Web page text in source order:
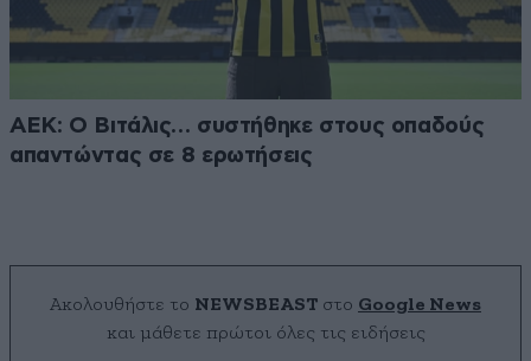
ΑΕΚ: Ο Βιτάλις… συστήθηκε στους οπαδούς
απαντώντας σε 8 ερωτήσεις
Ακολουθήστε το NEWSBEAST στο Google News
και μάθετε πρώτοι όλες τις ειδήσεις